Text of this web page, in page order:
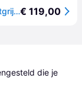
Muuto Linear Steel Bank Zitkussen - L - lichtgrijs - 4 - 6 Wochen€ 119,00
die je